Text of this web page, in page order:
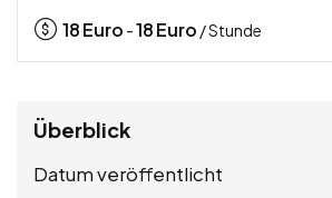
18Euro -18Euro / Stunde
Überblick
Datum veröffentlicht